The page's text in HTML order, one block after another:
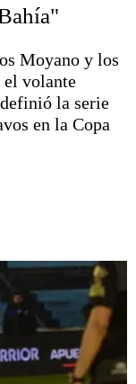
Moyano y los
volante
la serie
en la Copa